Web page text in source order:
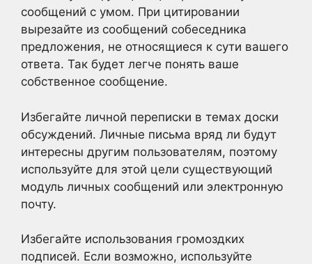
сообщений с умом. При цитировании
вырезайте из сообщений собеседника
предложения, не относящиеся к сути вашего
ответа. Так будет легче понять ваше
собственное сообщение.
Избегайте личной переписки в темах доски
обсуждений. Личные письма вряд ли будут
интересны другим пользователям, поэтому
используйте для этой цели существующий
модуль личных сообщений или электронную
почту.
Избегайте использования громоздких
подписей. Если возможно, используйте